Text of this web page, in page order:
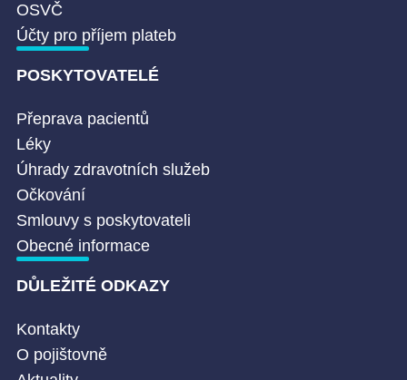
OSVČ
Účty pro příjem plateb
POSKYTOVATELÉ
Přeprava pacientů
Léky
Úhrady zdravotních služeb
Očkování
Smlouvy s poskytovateli
Obecné informace
DŮLEŽITÉ ODKAZY
Kontakty
O pojištovně